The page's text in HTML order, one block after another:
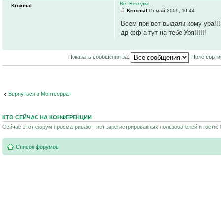
Re: Беседка
Kroxmal 15 май 2009, 10:44
Всем при вет выдали кому
др фф а тут на тебе Уря!!!!!!
Kroxmal
Показать сообщения за: Поле
Вернуться в Монтсеррат
КТО СЕЙЧАС НА КОНФЕРЕНЦИИ
Сейчас этот форум просматривают: нет зарегистрированных пользователей и гости:
Список форумов